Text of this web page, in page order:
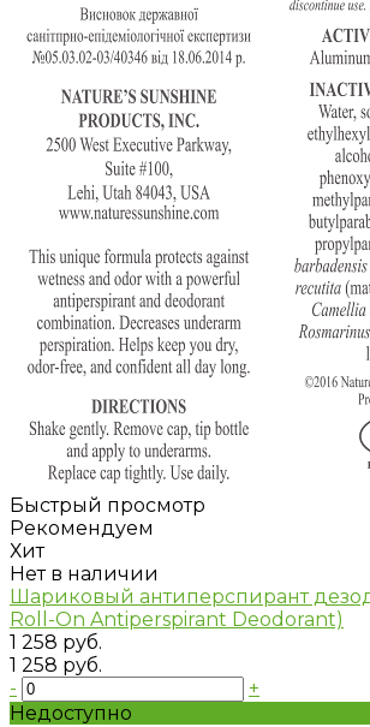
Быстрый просмотр
Рекомендуем
Хит
Нет в наличии
Шариковый антиперспирант
Roll-On Antiperspirant Deodorant)
1 258 руб.
1 258 руб.
-
+
Недоступно